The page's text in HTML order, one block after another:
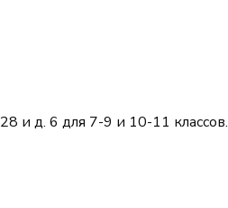
и д. 6 для 7-9 и 10-11 классов.